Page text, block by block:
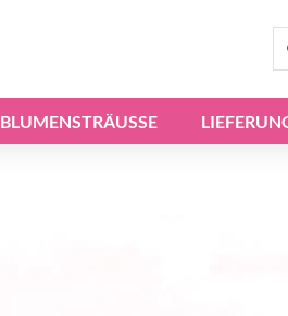
BLUMENSTRÄUSSE